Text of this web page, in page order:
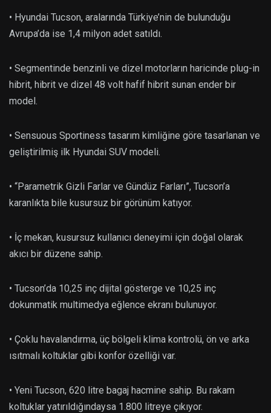
• Hyundai Tucson, aralarında Türkiye’nin de bulunduğu
Avrupa’da ise 1,4 milyon adet satıldı.
• Segmentinde benzinli ve dizel motorların haricinde plug-in
hibrit, hibrit ve dizel 48 volt hafif hibrit sunan ender bir
model.
• Sensuous Sportiness tasarım kimliğine göre tasarlanan ve
geliştirilmiş ilk Hyundai SUV modeli.
• “Parametrik Gizli Farlar ve Gündüz Farları”, Tucson’a
karanlıkta bile kusursuz bir görünüm katıyor.
• İç mekan, kusursuz kullanıcı deneyimi için doğal olarak
akıcı bir düzene sahip.
• Tucson’da 10,25 inç dijital gösterge ve 10,25 inç
dokunmatik multimedya eğlence ekranı bulunuyor.
• Çoklu havalandırma, üç bölgeli klima kontrolü, ön ve arka
ısıtmalı koltuklar gibi konfor özelliği var.
• Yeni Tucson, 620 litre bagaj hacmine sahip. Bu rakam
koltuklar yatırıldığındaysa 1.800 litreye çıkıyor.